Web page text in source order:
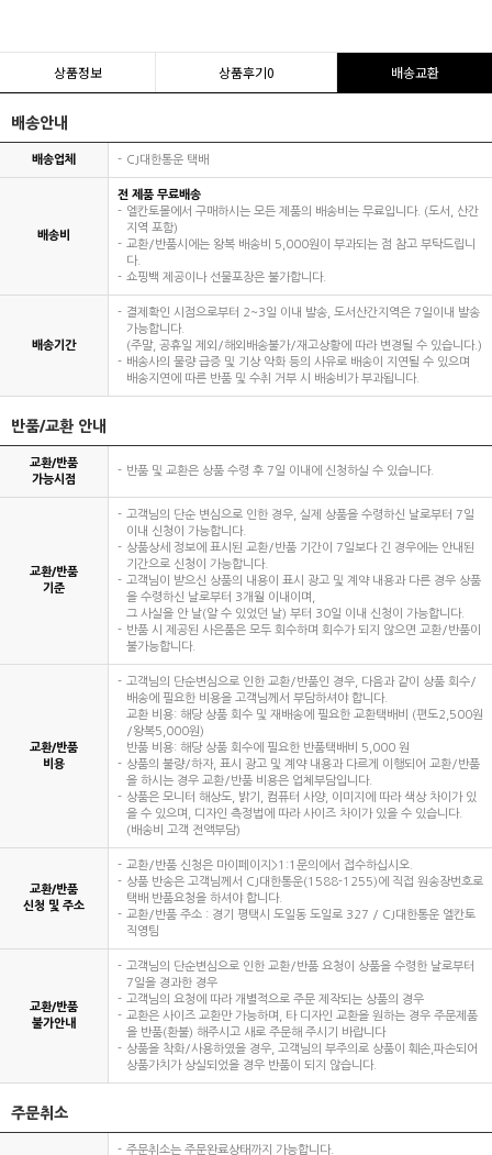
상품정보 상품후기0 배송교환
배송안내
배송업체 CJ대한통운 택배
배송비
전 제품 무료배송
엘칸토몰에서 구매하시는 모든 제품의 배송비는 무료입니다. (도서, 산간
지역 포함)
교환/반품시에는 왕복 배송비 5,000원이 부과되는 점 참고 부탁드립니
다.
쇼핑백 제공이나 선물포장은 불가합니다.
배송기간
결제확인 시점으로부터 2~3일 이내 발송, 도서산간지역은 7일이내 발송
가능합니다.
(주말, 공휴일 제외/해외배송불가/재고상황에 따라 변경될 수 있습니다.)
배송사의 물량 급증 및 기상 악화 등의 사유로 배송이 지연될 수 있으며
배송지연에 따른 반품 및 수취 거부 시 배송비가 부과됩니다.
반품/교환 안내
교환/반품
가능시점
반품 및 교환은 상품 수령 후 7일 이내에 신청하실 수 있습니다.
교환/반품
기준
고객님의 단순 변심으로 인한 경우, 실제 상품을 수령하신 날로부터 7일
이내 신청이 가능합니다.
상품상세 정보에 표시된 교환/반품 기간이 7일보다 긴 경우에는 안내된
기간으로 신청이 가능합니다.
고객님이 받으신 상품의 내용이 표시 광고 및 계약 내용과 다른 경우 상품
을 수령하신 날로부터 3개월 이내이며,
그 사실을 안 날(알 수 있었던 날) 부터 30일 이내 신청이 가능합니다.
반품 시 제공된 사은품은 모두 회수하며 회수가 되지 않으면 교환/반품이
불가능합니다.
교환/반품
비용
고객님의 단순변심으로 인한 교환/반품인 경우, 다음과 같이 상품 회수/
배송에 필요한 비용을 고객님께서 부담하셔야 합니다.
교환 비용: 해당 상품 회수 및 재배송에 필요한 교환택배비 (편도2,500원
/왕복5,000원)
반품 비용: 해당 상품 회수에 필요한 반품택배비 5,000 원
상품의 불량/하자, 표시 광고 및 계약 내용과 다르게 이행되어 교환/반품
을 하시는 경우 교환/반품 비용은 업체부담입니다.
상품은 모니터 해상도, 밝기, 컴퓨터 사양, 이미지에 따라 색상 차이가 있
을 수 있으며, 디자인 측정법에 따라 사이즈 차이가 있을 수 있습니다.
(배송비 고객 전액부담)
교환/반품
신청 및 주소
교환/반품 신청은 마이페이지>1:1문의에서 접수하십시오.
상품 반송은 고객님께서 CJ대한통운(1588-1255)에 직접 원송장번호로
택배 반품요청을 하셔야 합니다.
교환/반품 주소 : 경기 평택시 도일동 도일로 327 / CJ대한통운 엘칸토
직영팀
교환/반품
불가안내
고객님의 단순변심으로 인한 교환/반품 요청이 상품을 수령한 날로부터
7일을 경과한 경우
고객님의 요청에 따라 개별적으로 주문 제작되는 상품의 경우
교환은 사이즈 교환만 가능하며, 타 디자인 교환을 원하는 경우 주문제품
을 반품(환불) 해주시고 새로 주문해 주시기 바랍니다
상품을 착화/사용하였을 경우, 고객님의 부주의로 상품이 훼손,파손되어
상품가치가 상실되었을 경우 반품이 되지 않습니다.
주문취소
주문취소는 주문완료상태까지 가능합니다.